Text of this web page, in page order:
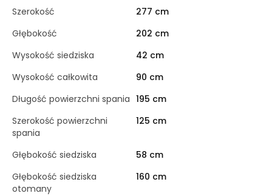
Szerokość
277 cm
Głębokość
202 cm
Wysokość siedziska
42 cm
Wysokość całkowita
90 cm
Długość powierzchni spania 195 cm
Szerokość powierzchni
spania
125 cm
Głębokość siedziska
58 cm
Głębokość siedziska
otomany
160 cm